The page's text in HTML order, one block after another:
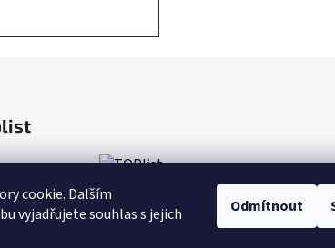
cookie. Dalším
vyjadřujete souhlas s jejich
Odmítnout